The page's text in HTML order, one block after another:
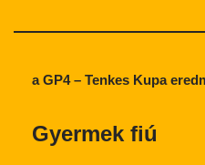
a GP4 – Tenkes Kupa
Gyermek fiú